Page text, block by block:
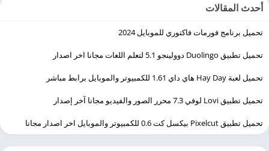
أحدث المقالات
تحميل برنامج فورمات فاكتوري للموبايل 2024
تحميل تطبيق Duolingo ‏دوولينجو 5.1 لتعلم اللغات مجانا اخر اصدار
تحميل لعبة Hay Day هاي داي 1.61 للكمبيوتر والموبايل برابط مباشر
تحميل تطبيق Lovi لوفي 7.3 محرر الصور والفيديو مجانا آخر إصدار
تحميل تطبيق Pixelcut بيكسل كت 0.6 للكمبيوتر والموبايل اخر اصدار مجانا